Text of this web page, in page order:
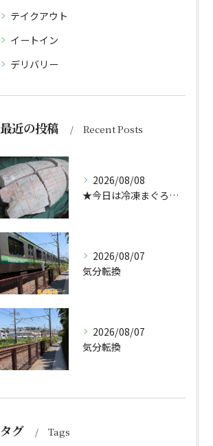
テイクアウト
イートイン
デリバリー
最近の投稿 Recent Posts
2026/08/08
★今日は冷凍まぐろのサクの解凍方法★（どんぶり屋まぐろ大将）
2026/08/07
気分転換
2026/08/07
気分転換
タグ Tags